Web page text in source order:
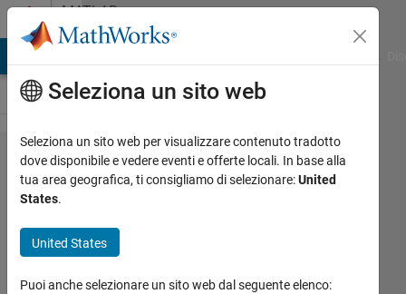
Vai al contenutoMATLAB
Answers
how to
perform
amplitude
Seleziona un sito web
Seleziona un sito web per visualizzare contenuto tradotto
dove disponibile e vedere eventi e offerte locali. In base alla
tua area geografica, ti consigliamo di selezionare:United
States.
United States
Puoi anche selezionare un sito web dal seguente elenco: